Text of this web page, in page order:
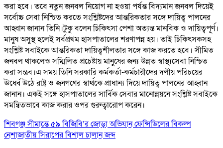
করা হবে। তবে নতুন জনবল নিয়োগ না হওয়া পর্যন্ত বিদ্যমান জনবল দিয়েই
সর্বোচ্চ সেবা নিশ্চিত করতে সংশ্লিষ্টদের আন্তরিকতার সঙ্গে দায়িত্ব পালনের
আহ্বান জানান তিনি।টুকু বলেন চিকিৎসা পেশা অত্যন্ত মানবিক ও দায়িত্বপূর্ণ।
মানুষ অসুস্থ হলেই সর্বপ্রথম হাসপাতালের শরণাপন্ন হয়। তাই চিকিৎসকসহ
সংশ্লিষ্ট সবাইকে আন্তরিকতা দায়িত্বশীলতার সঙ্গে কাজ করতে হবে। সীমিত
জনবল থাকলেও সম্মিলিত প্রচেষ্টায় মানুষের জন্য উন্নত স্বাস্থ্যসেবা নিশ্চিত
করা সম্ভব।এ সময় তিনি সরকারি কর্মকর্তা-কর্মচারীদের দলীয় পরিচয়ের
ঊর্ধ্বে উঠে রাষ্ট্র ও জনগণের স্বার্থকে প্রাধান্য দিয়ে দায়িত্ব পালনের আহ্বান
জানান। একই সঙ্গে হাসপাতালের সার্বিক সেবার মানোন্নয়নে সংশ্লিষ্ট সবাইকে
সমন্বিতভাবে কাজ করার ওপর গুরুত্বারোপ করেন।
শিবগঞ্জ সীমান্তে ৫৯ বিজিবি’র জোড়া অভিযান ফেন্সিডিলের বিকল্প
নেশাজাতীয় সিরাপের বিশাল চালান জব্দ